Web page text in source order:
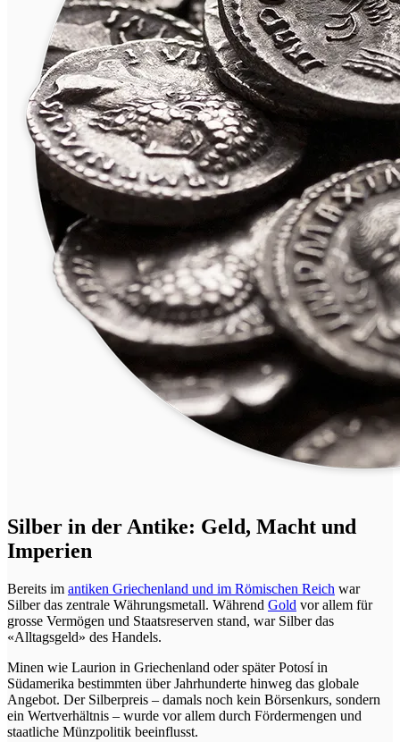
Silber in der Antike: Geld, Macht und
Imperien
Bereits im antiken Griechenland und im Römischen Reich war
Silber das zentrale Währungsmetall. Während Gold vor allem für
grosse Vermögen und Staatsreserven stand, war Silber das
«Alltagsgeld» des Handels.
Minen wie Laurion in Griechenland oder später Potosí in
Südamerika bestimmten über Jahrhunderte hinweg das globale
Angebot. Der Silberpreis – damals noch kein Börsenkurs, sondern
ein Wertverhältnis – wurde vor allem durch Fördermengen und
staatliche Münzpolitik beeinflusst.